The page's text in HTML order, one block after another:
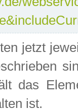
jetzt
das
ist.